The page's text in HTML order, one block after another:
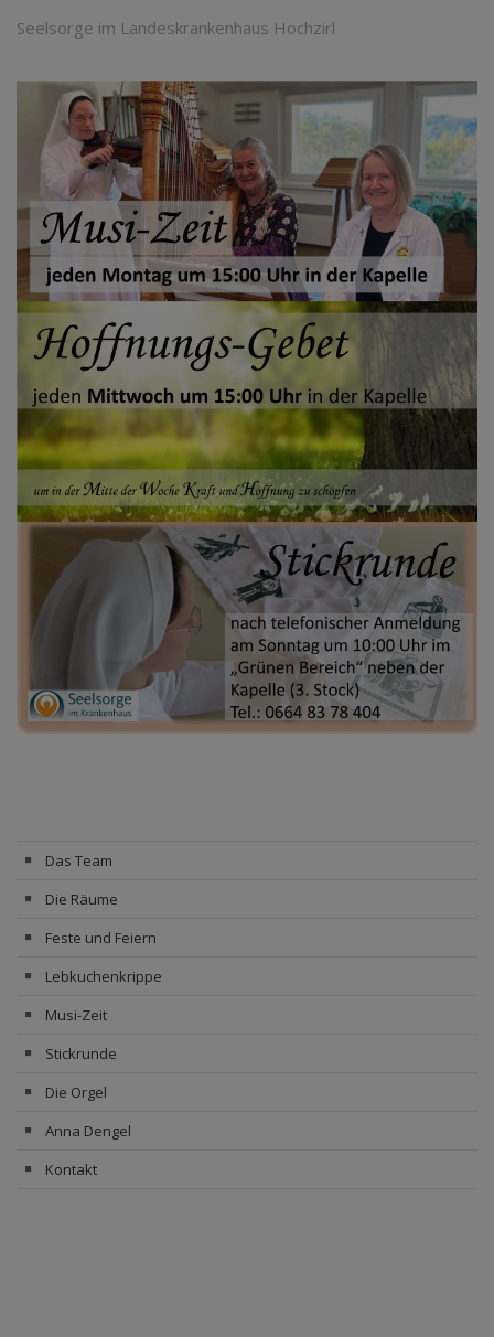
Seelsorge im Landeskrankenhaus Hochzirl
Das Team
Die Räume
Feste und Feiern
Lebkuchenkrippe
Musi-Zeit
Stickrunde
Die Orgel
Anna Dengel
Kontakt